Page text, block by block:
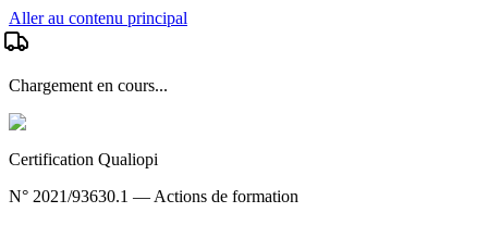
Aller au contenu principal
Chargement en cours...
Certification Qualiopi
N° 2021/93630.1 — Actions de formation